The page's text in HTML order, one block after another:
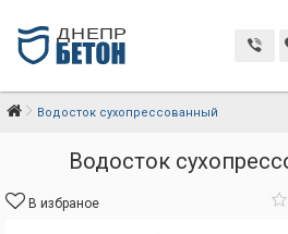
Водосток сухопрессованный
Водосток
В избраное